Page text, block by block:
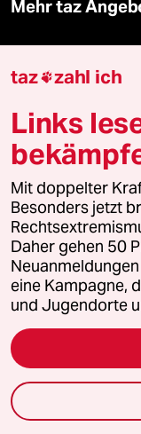
Mehr taz
Shop
Anzeigen
Fragen & Hilfe
Feedback
Aboservice
ePaper Login
taz zahl ich
Links
Mit doppelter
Besonders jetzt
Daher gehen 50
eine Kampagne,
und Jugendorte